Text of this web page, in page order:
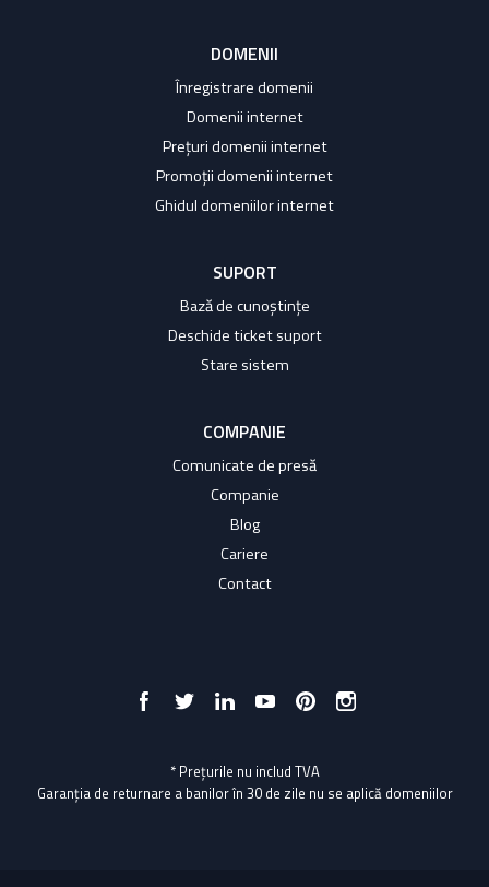
DOMENII
Înregistrare domenii
Domenii internet
Prețuri domenii internet
Promoții domenii internet
Ghidul domeniilor internet
SUPORT
Bază de cunoștințe
Deschide ticket suport
Stare sistem
COMPANIE
Comunicate de presă
Companie
Blog
Cariere
Contact
* Prețurile nu includ TVA
Garanția de returnare a banilor în 30 de zile nu se aplică domeniilor